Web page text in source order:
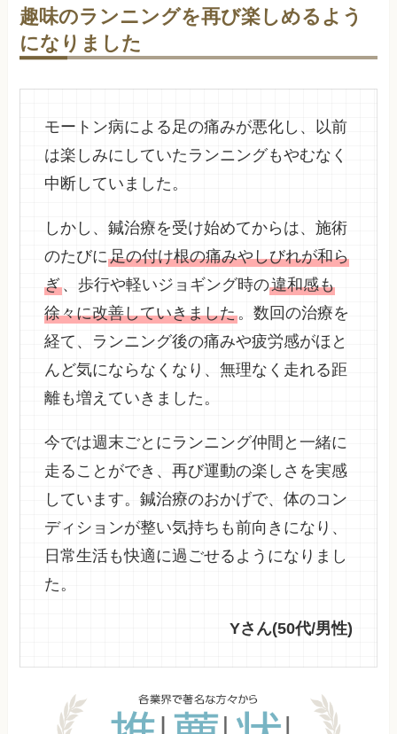
趣味のランニングを再び楽しめるよう
になりました
モートン病による足の痛みが悪化し、以前
は楽しみにしていたランニングもやむなく
中断していました。
しかし、鍼治療を受け始めてからは、施術
のたびに足の付け根の痛みやしびれが和ら
ぎ、歩行や軽いジョギング時の違和感も
徐々に改善していきました。数回の治療を
経て、ランニング後の痛みや疲労感がほと
んど気にならなくなり、無理なく走れる距
離も増えていきました。
今では週末ごとにランニング仲間と一緒に
走ることができ、再び運動の楽しさを実感
しています。鍼治療のおかげで、体のコン
ディションが整い気持ちも前向きになり、
日常生活も快適に過ごせるようになりまし
た。
Yさん(50代/男性)